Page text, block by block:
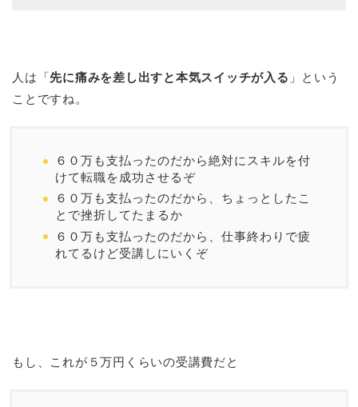
人は「先に痛みを差し出すと本気スイッチが入る 」という
ことですね。
６０万も支払ったのだから絶対にスキルを付
けて転職を成功させるぞ
６０万も支払ったのだから、ちょっとしたこ
とで挫折してたまるか
６０万も支払ったのだから、仕事終わりで疲
れてるけど受講しにいくぞ
もし、これが５万円くらいの受講費だと